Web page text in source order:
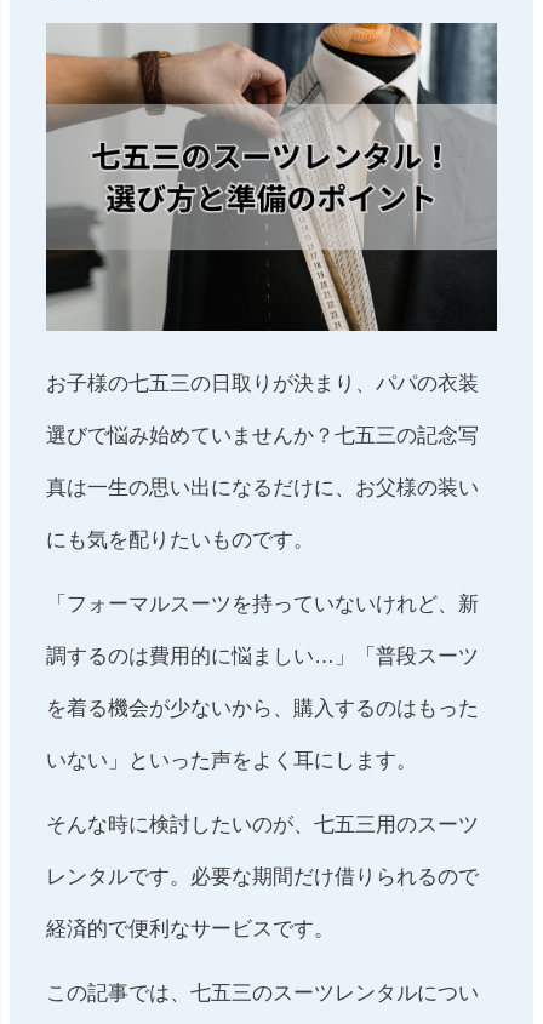
お子様の七五三の日取りが決まり、パパの衣装
選びで悩み始めていませんか？七五三の記念写
真は一生の思い出になるだけに、お父様の装い
にも気を配りたいものです。
「フォーマルスーツを持っていないけれど、新
調するのは費用的に悩ましい…」「普段スーツ
を着る機会が少ないから、購入するのはもった
いない」といった声をよく耳にします。
そんな時に検討したいのが、七五三用のスーツ
レンタルです。必要な期間だけ借りられるので
経済的で便利なサービスです。
この記事では、七五三のスーツレンタルについ